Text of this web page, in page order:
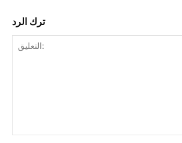
ترك الرد